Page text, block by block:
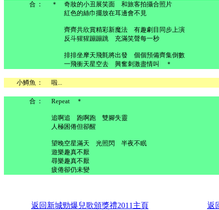
合 ：
＊ 奇妝的小丑展笑面 和旅客拍攝合照片
紅色的絲巾擺放在耳邊會不見
齊齊共欣賞精彩新魔法 有趣劇目同步上演
反斗猩猩蹦蹦跳 充滿笑聲每一秒
排排坐摩天飛氈將出發 個個預備齊集倒數
一飛衝天星空去 興奮刺激盡情叫 ＊
小鱒魚 ： 啦...
合 ： Repeat ＊
追啊追 跑啊跑 雙腳失靈
人極困倦但卻醒
望晚空星滿天 光照閃 半夜不眠
遊樂趣真不厭
尋樂趣真不厭
疲倦卻仍未變
返回 新城勁爆兒歌頒獎禮2011主頁
返